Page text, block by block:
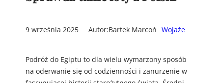
9 września 2025 Autor:Bartek Marcoń Wojaże
Podróż do Egiptu to dla wielu wymarzony sposób
na oderwanie się od codzienności i zanurzenie w